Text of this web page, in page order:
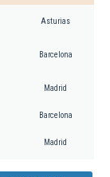
Asturias
Barcelona
Madrid
Barcelona
Madrid